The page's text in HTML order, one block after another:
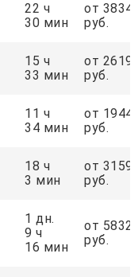
22 ч
30 мин
от
руб.
15 ч
33 мин
от
руб.
11 ч
34 мин
от
руб.
18 ч
3 мин
от
руб.
1 дн.
9 ч
16 мин
от
руб.